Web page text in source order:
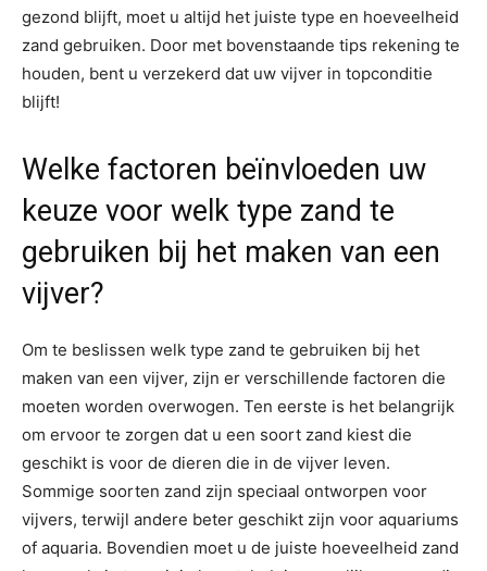
gezond blijft, moet u altijd het juiste type en hoeveelheid
zand gebruiken. Door met bovenstaande tips rekening te
houden, bent u verzekerd dat uw vijver in topconditie
blijft!
Welke factoren beïnvloeden uw
keuze voor welk type zand te
gebruiken bij het maken van een
vijver?
Om te beslissen welk type zand te gebruiken bij het
maken van een vijver, zijn er verschillende factoren die
moeten worden overwogen. Ten eerste is het belangrijk
om ervoor te zorgen dat u een soort zand kiest die
geschikt is voor de dieren die in de vijver leven.
Sommige soorten zand zijn speciaal ontworpen voor
vijvers, terwijl andere beter geschikt zijn voor aquariums
of aquaria. Bovendien moet u de juiste hoeveelheid zand